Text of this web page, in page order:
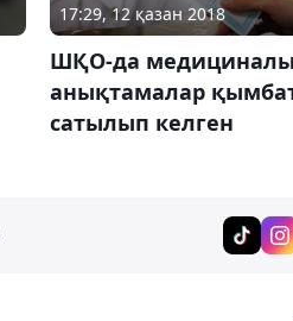
17:29, 12 қазан 2018
ШҚО-да
анықтамалар
сатылып келген